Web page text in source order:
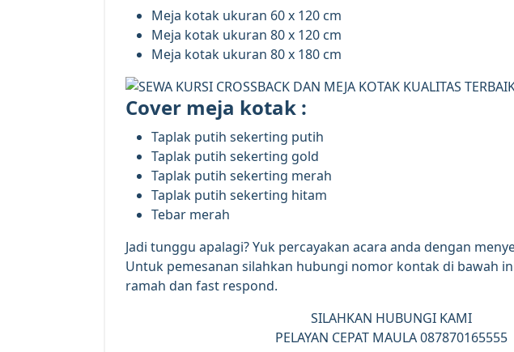
Meja kotak ukuran 60 x 120 cm
Meja kotak ukuran 80 x 120 cm
Meja kotak ukuran 80 x 180 cm
Cover meja kotak :
Taplak putih sekerting putih
Taplak putih sekerting gold
Taplak putih sekerting merah
Taplak putih sekerting hitam
Tebar merah
Jadi tunggu apalagi? Yuk percayakan acara anda dengan
Untuk pemesanan silahkan hubungi nomor kontak di bawah
ramah dan fast respond.
SILAHKAN HUBUNGI KAMI
PELAYAN CEPAT MAULA 087870165555